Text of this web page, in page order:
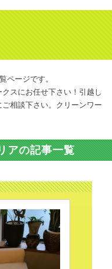
ページです。
スにお任せ下さい！引越し
相談下さい。クリーンワー
アの記事一覧